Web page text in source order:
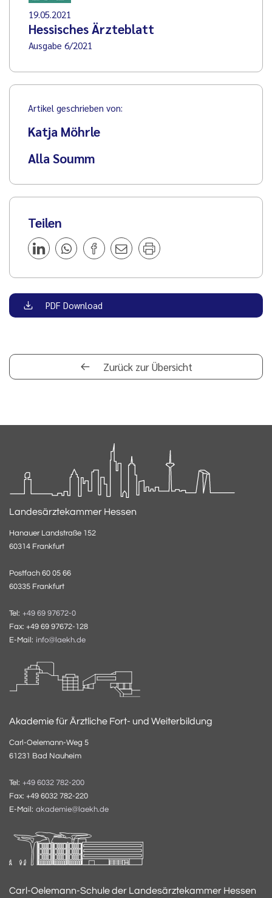
19.05.2021
Hessisches Ärzteblatt
Ausgabe 6/2021
Artikel geschrieben von:
Katja Möhrle
Alla Soumm
Teilen
PDF Download
Zurück zur Übersicht
Landesärztekammer Hessen
Hanauer Landstraße 152
60314 Frankfurt
Postfach 60 05 66
60335 Frankfurt
Tel: +49 69 97672-0
Fax: +49 69 97672-128
E-Mail: info@laekh.de
Akademie für Ärztliche Fort- und Weiterbildung
Carl-Oelemann-Weg 5
61231 Bad Nauheim
Tel: +49 6032 782-200
Fax: +49 6032 782-220
E-Mail: akademie@laekh.de
Carl-Oelemann-Schule der Landesärztekammer Hessen